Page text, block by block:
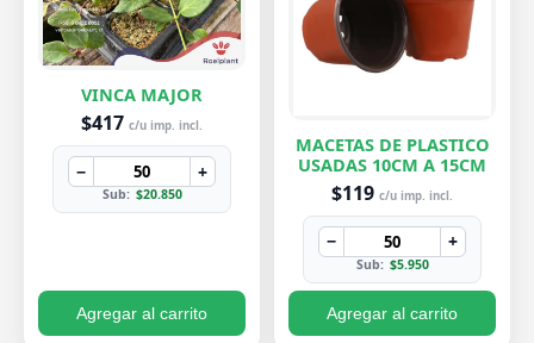
VINCA MAJOR
$417 c/u imp. incl.
− +
Sub: $20.850
Agregar al carrito
MACETAS DE PLASTICO
USADAS 10CM A 15CM
$119 c/u imp. incl.
− +
Sub: $5.950
Agregar al carrito